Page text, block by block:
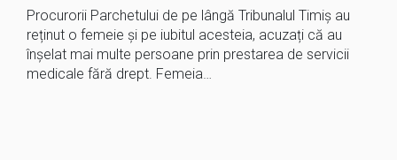
Procurorii Parchetului de pe lângă Tribunalul Timiș au
reținut o femeie și pe iubitul acesteia, acuzați că au
înșelat mai multe persoane prin prestarea de servicii
medicale fără drept. Femeia…